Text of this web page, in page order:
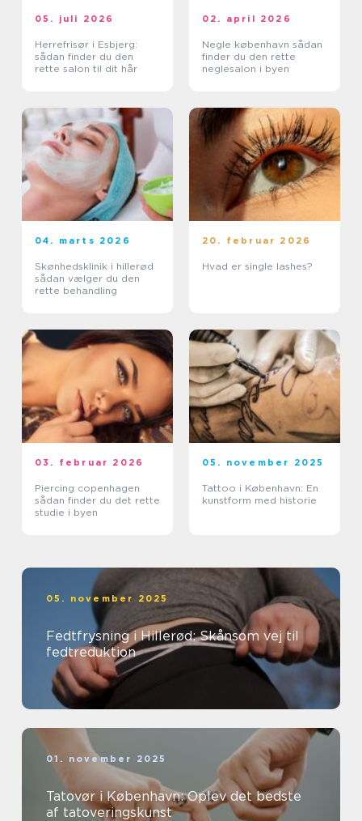
05. juli 2026
Herrefrisør i Esbjerg:
sådan finder du den
rette salon til dit hår
02. april 2026
Negle københavn sådan
finder du den rette
neglesalon i byen
04. marts 2026
Skønhedsklinik i hillerød
sådan vælger du den
rette behandling
20. februar 2026
Hvad er single lashes?
03. februar 2026
Piercing copenhagen
sådan finder du det rette
studie i byen
05. november 2025
Tattoo i København: En
kunstform med historie
05. november 2025
Fedtfrysning i Hillerød: Skånsom vej til
fedtreduktion
01. november 2025
Tatovør i København: Oplev det bedste
af tatoveringskunst